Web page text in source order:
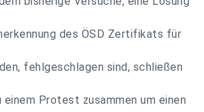
des ÖSD Zertifikats für
fehlgeschlagen sind, schließen
einem Protest zusammen um einen